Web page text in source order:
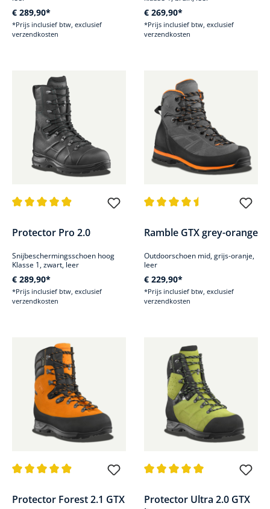
€ 289,90*
*Prijs inclusief btw, exclusief
verzendkosten
€ 269,90*
*Prijs inclusief btw, exclusief
verzendkosten
Protector Pro 2.0
Snijbeschermingsschoen hoog
Klasse 1, zwart, leer
€ 289,90*
*Prijs inclusief btw, exclusief
verzendkosten
Ramble GTX grey-orange
Outdoorschoen mid, grijs-oranje,
leer
€ 229,90*
*Prijs inclusief btw, exclusief
verzendkosten
Protector Forest 2.1 GTX
Protector Ultra 2.0 GTX